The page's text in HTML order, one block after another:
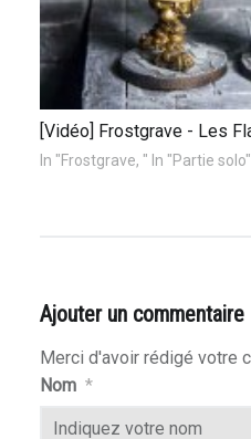
[Vidéo] Frostgrave - Les
In "Frostgrave, " In "Partie solo"
Ajouter un commentaire
Merci d'avoir rédigé votre
Nom *